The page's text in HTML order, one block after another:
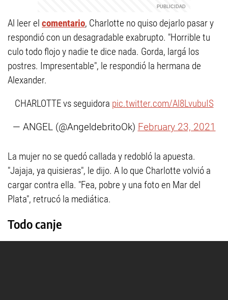
Al leer el comentario, Charlotte no quiso dejarlo pasar y
respondió con un desagradable exabrupto. "Horrible tu
culo todo flojo y nadie te dice nada. Gorda, largá los
postres. Impresentable", le respondió la hermana de
Alexander.
CHARLOTTE vs seguidora pic.twitter.com/Al8LvubuIS
— ANGEL (@AngeldebritoOk) February 23, 2021
La mujer no se quedó callada y redobló la apuesta.
"Jajaja, ya quisieras", le dijo. A lo que Charlotte volvió a
cargar contra ella. "Fea, pobre y una foto en Mar del
Plata", retrucó la mediática.
Todo canje